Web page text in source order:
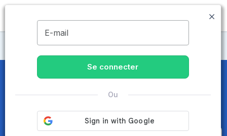
MENU
Maisons de retraite Var
Maisons de retraite et EHPAD
La Croix-Valmer (83420)
E-mail
Se connecter
Ou